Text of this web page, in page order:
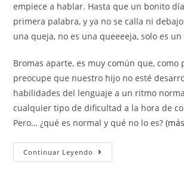
empiece a hablar. Hasta que un bonito
primera palabra, y ya no se calla ni
una queja, no es una queeeeja, solo es
Bromas aparte, es muy común que, como
preocupe que nuestro hijo no esté
habilidades del lenguaje a un ritmo
cualquier tipo de dificultad a la hora de
Pero… ¿qué es normal y qué no lo es?
Continuar Leyendo